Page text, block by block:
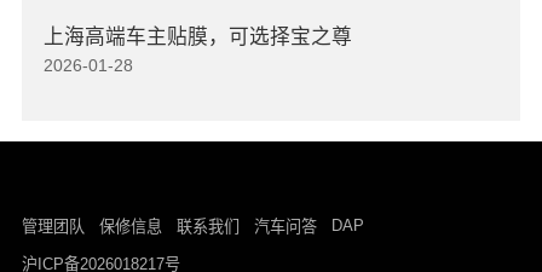
上海高端车主贴膜，可选择宝之尊
2026-01-28
管理团队 保修信息 联系我们 汽车问答 DAP
沪ICP备2026018217号